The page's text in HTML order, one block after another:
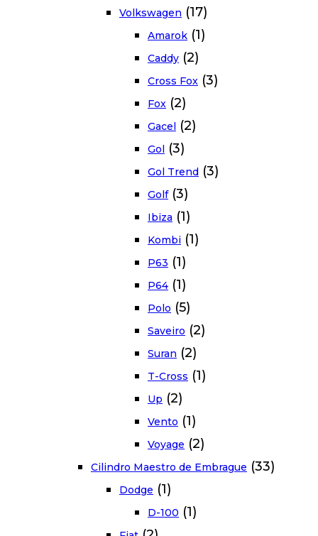
Volkswagen (17)
Amarok (1)
Caddy (2)
Cross Fox (3)
Fox (2)
Gacel (2)
Gol (3)
Gol Trend (3)
Golf (3)
Ibiza (1)
Kombi (1)
P63 (1)
P64 (1)
Polo (5)
Saveiro (2)
Suran (2)
T-Cross (1)
Up (2)
Vento (1)
Voyage (2)
Cilindro Maestro de Embrague (33)
Dodge (1)
D-100 (1)